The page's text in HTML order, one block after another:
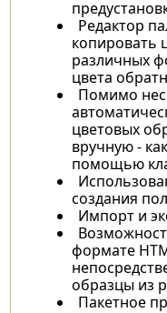
Редактор
копировать
различных
цвета
Помимо
цветовых
вручную -
помощью
создания
Импорт и
формате
образцы из
Пакетное